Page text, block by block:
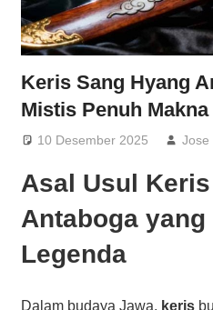
Keris Sang Hyang
Mistis Penuh
10 Desember 2025 Jose
Asal Usul
Antaboga yang
Legenda
Dalam budaya Jawa, keris